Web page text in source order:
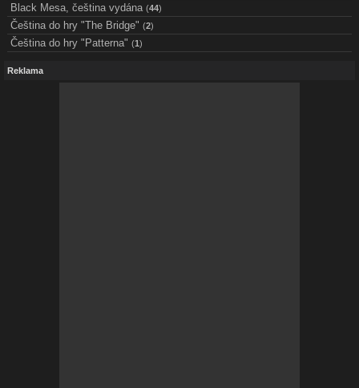
Black Mesa, čeština vydána (44)
Čeština do hry "The Bridge" (2)
Čeština do hry "Patterna" (1)
Reklama